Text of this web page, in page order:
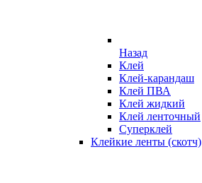
Назад
Клей
Клей-карандаш
Клей ПВА
Клей жидкий
Клей ленточный
Суперклей
Клейкие ленты (скотч)